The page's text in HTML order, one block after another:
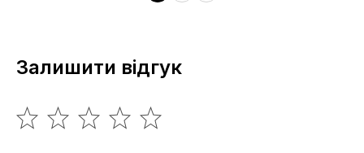
Залишити відгук